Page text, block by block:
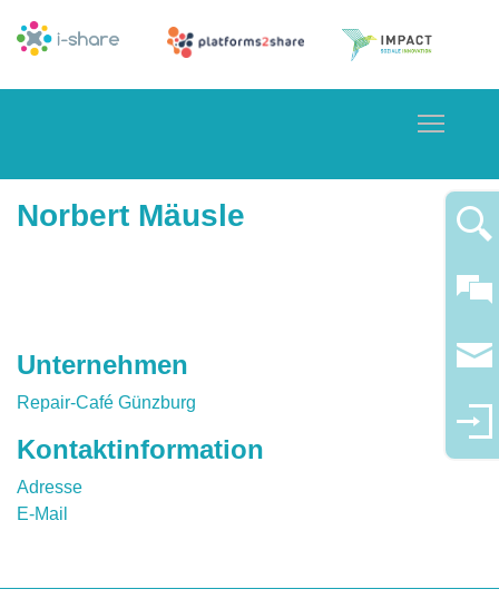
Norbert Mäusle
Unternehmen
Repair-Café Günzburg
Kontaktinformation
Adresse
E-Mail